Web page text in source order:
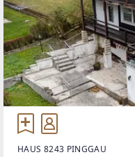
HAUS 8243 PINGGAU